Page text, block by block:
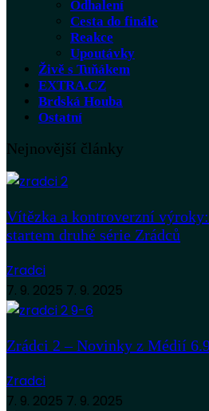
Odhalení
Cesta do finále
Reakce
Upoutávky
Živě s Tuňákem
EXTRA.CZ
Brdská Houba
Ostatní
Nejnovější články
Vítězka a kontroverzní
startem druhé série Zrádců
Zradci
7. 9. 2025 7. 9. 2025
Zrádci 2 – Novinky z Médií
Zradci
7. 9. 2025 7. 9. 2025